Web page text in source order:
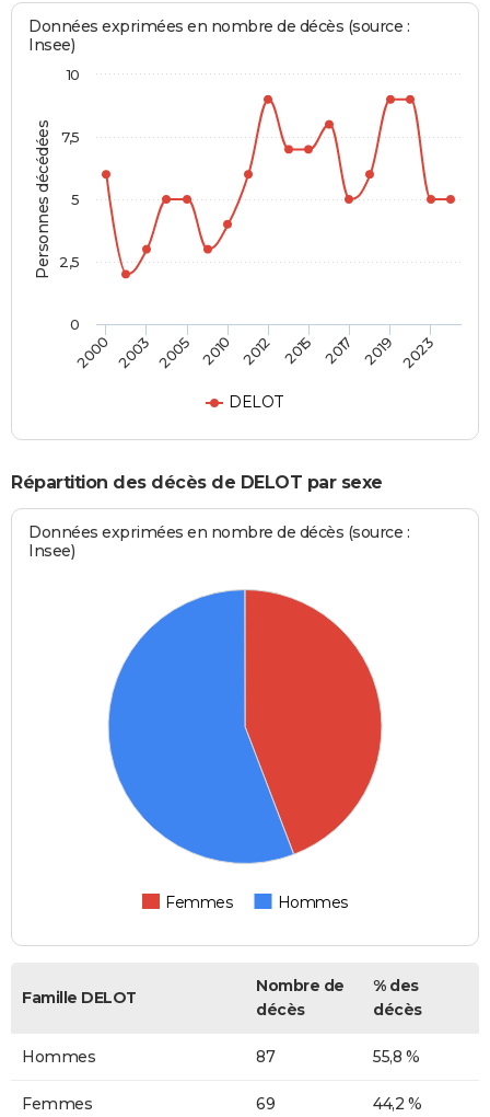
Personnes décédées
Données exprimées en nombre de décès (source :
Insee)
DELOT
2000 2003 2005 2010 2012 2015 2017 2019 2023
0
10
2,5
5
7,5
Répartition des décès de DELOT par sexe
Données exprimées en nombre de décès (source :
Insee)
Femmes Hommes
Famille DELOT
Nombre de
décès
% des
décès
Hommes 87 55,8 %
Femmes 69 44,2 %